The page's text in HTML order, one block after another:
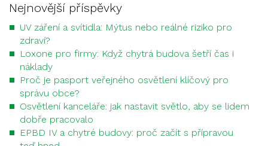
Nejnovější příspěvky
UV záření a svítidla: Mýtus nebo reálné riziko pro
zdraví?
Loxone pro firmy: Když chytrá budova šetří čas i
náklady
Proč je pasport veřejného osvětlení klíčový pro
správu obce?
Osvětlení kanceláře: jak nastavit světlo, aby se lidem
dobře pracovalo
EPBD IV a chytré budovy: proč začít s přípravou